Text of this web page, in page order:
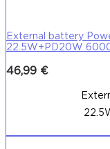
External battery
22.5W+PD20W
46,99 €